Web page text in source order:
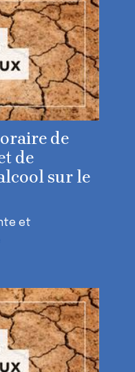
de
de
sur le
et